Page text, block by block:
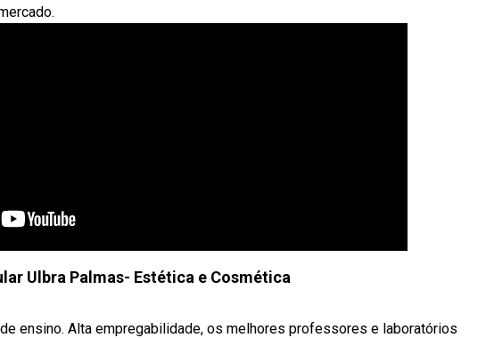
Ulbra Palmas- Estética e Cosmética
ensino. Alta empregabilidade, os melhores professores e laboratórios